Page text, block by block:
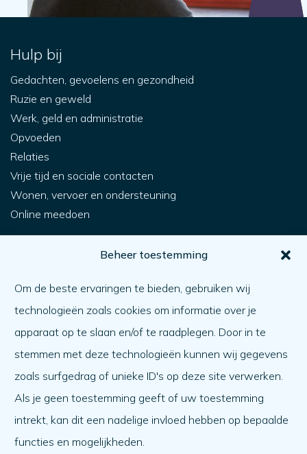
Beheer toestemming
Om de beste ervaringen te bieden, gebruiken wij
technologieën zoals cookies om informatie over je
apparaat op te slaan en/of te raadplegen. Door in te
stemmen met deze technologieën kunnen wij gegevens
zoals surfgedrag of unieke ID's op deze site verwerken.
Als je geen toestemming geeft of uw toestemming
intrekt, kan dit een nadelige invloed hebben op bepaalde
functies en mogelijkheden.
Hulp bij
Gedachten, gevoelens en gezondheid
Ruzie en geweld
Werk, geld en administratie
Opvoeden
Relaties
Vrije tijd en sociale contacten
Wonen, vervoer en ondersteuning
Online meedoen
Wat er speelt
Agenda
Over ons
Over ons
Werken bij
Team